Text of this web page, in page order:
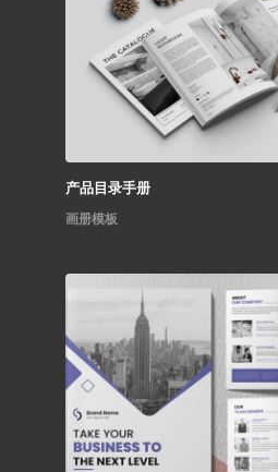
产品目录手册
画册模板